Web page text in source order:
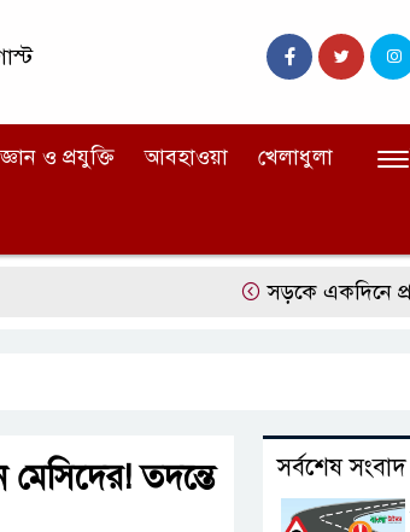
ও প্রযুক্তি আবহাওয়া খেলাধুলা
সড়কে একদিনে প্রাণ
তদন্তে
সর্বশেষ সংবাদ